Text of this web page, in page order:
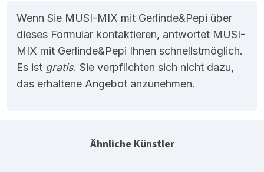
Wenn Sie MUSI-MIX mit Gerlinde&Pepi über
dieses Formular kontaktieren, antwortet MUSI-
MIX mit Gerlinde&Pepi Ihnen schnellstmöglich.
Es ist gratis. Sie verpflichten sich nicht dazu,
das erhaltene Angebot anzunehmen.
Ähnliche Künstler